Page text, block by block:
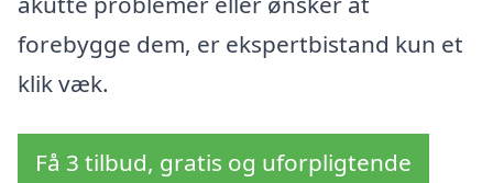
forebygge dem, er ekspertbistand kun et
klik væk.
Få 3 tilbud, gratis og uforpligtende